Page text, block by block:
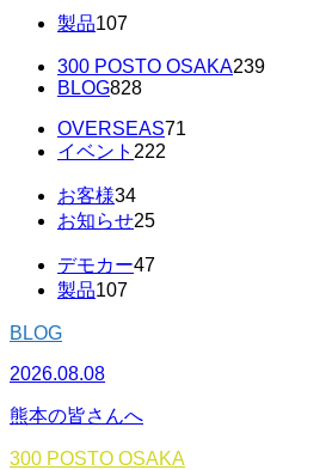
製品107
300 POSTO OSAKA239
BLOG828
OVERSEAS71
イベント 222
お客様34
お知らせ25
デモカー47
製品107
BLOG
2026.08.08
熊本の皆さんへ
300 POSTO OSAKA